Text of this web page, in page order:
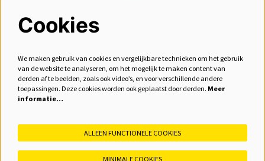
meld je aan voor de nieuwsbrief
Cookies
We maken gebruik van cookies en vergelijkbare technieken om het gebruik
van de website te analyseren, om het mogelijk te maken content van
derden af te beelden, zoals ook video’s, en voor verschillende andere
toepassingen. Deze cookies worden ook geplaatst door derden. Meer
informatie…
ALLEEN FUNCTIONELE COOKIES
MINIMALE COOKIES